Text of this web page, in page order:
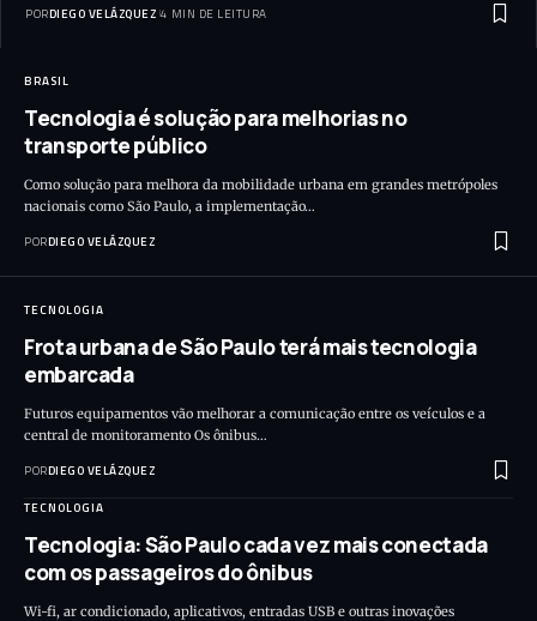
PORDIEGO VELÁZQUEZ 4 MIN DE LEITURA
BRASIL
Tecnologia é solução para melhorias no
transporte público
Como solução para melhora da mobilidade urbana em grandes metrópoles
nacionais como São Paulo, a implementação…
PORDIEGO VELÁZQUEZ
TECNOLOGIA
Frota urbana de São Paulo terá mais tecnologia
embarcada
Futuros equipamentos vão melhorar a comunicação entre os veículos e a
central de monitoramento Os ônibus…
PORDIEGO VELÁZQUEZ
TECNOLOGIA
Tecnologia: São Paulo cada vez mais conectada
com os passageiros do ônibus
Wi-fi, ar condicionado, aplicativos, entradas USB e outras inovações